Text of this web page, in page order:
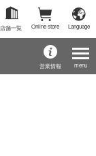
Language
Online store
店舗一覧
営業情報 menu